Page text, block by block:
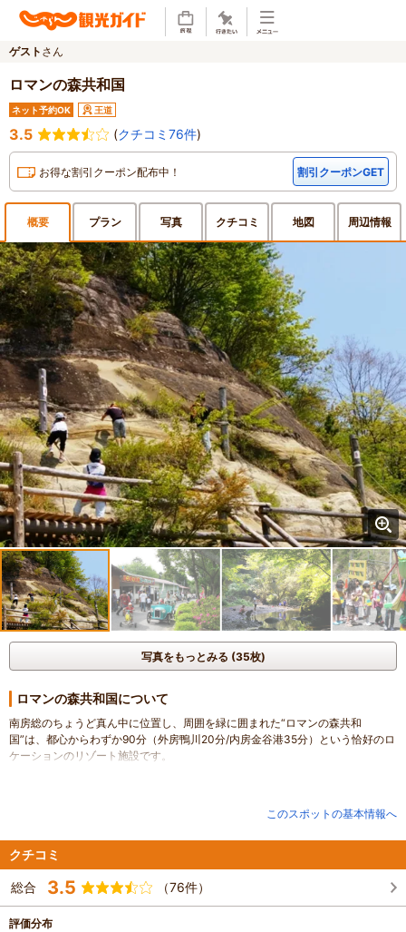
ゲスト さん
ロマンの森共和国
ネット予約OK 王道
3.5 (クチコミ76件)
お得な割引クーポン配布中！ 割引クーポンGET
概要 プラン 写真 クチコミ 地図 周辺情報
写真をもっとみる (35枚)
ロマンの森共和国について
南房総のちょうど真ん中に位置し、周囲を緑に囲まれた“ロマンの森共和
国”は、都心からわずか90分（外房鴨川20分/内房金谷港35分）という恰好のロ
ケーションのリゾート施設です。
路」「釣り堀」「エアースライダー」「パターゴルフ」「グラウンドゴルフ
場」といった家族で楽しめるアトラクション施設が満載です。
1月～4月はいちご狩り。6月はホタル観賞。等々季節に応じて様々なイベント
を体験・体感していただけます。
またオートキャンプやキャンピングロッジ、コテージ等の宿泊施設もありま
す。
このスポットの基本情報へ
クチコミ
総合 3.5 （76件）
評価分布